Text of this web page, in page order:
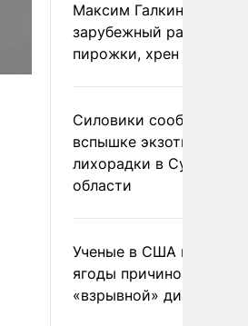
Максим Галкин
зарубежный райдер
пирожки, хрен и морс
Силовики сообщили о
вспышке экзотической
лихорадки в Сумской
области
Ученые в США назвали
ягоды причиной
«взрывной» диареи